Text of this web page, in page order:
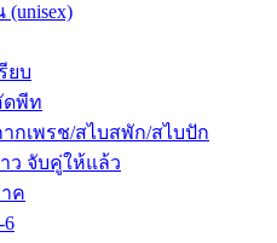
(unisex)
ยบ
ดพีท
ากเพรช/สไบสพัก/สไบปัก
ว จับคู่ให้แล้ว
ค
6